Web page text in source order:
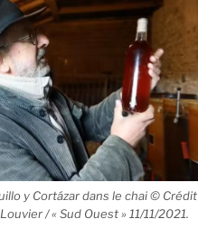
y Cortázar dans le chai © Crédit
/ « Sud Ouest » 11/11/2021.